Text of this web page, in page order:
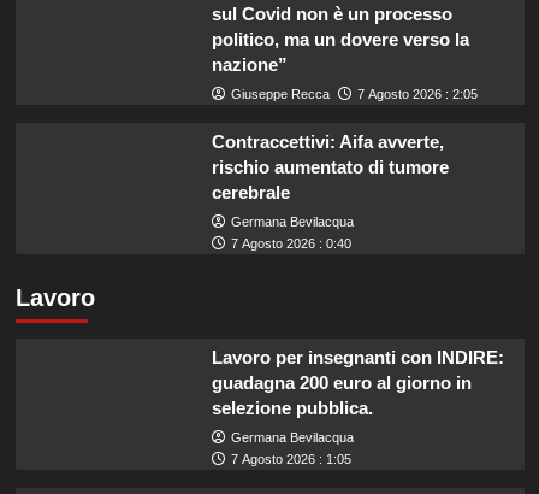
sul Covid non è un processo
politico, ma un dovere verso la
nazione”
Giuseppe Recca 7 Agosto 2026 : 2:05
Contraccettivi: Aifa avverte,
rischio aumentato di tumore
cerebrale
Germana Bevilacqua
7 Agosto 2026 : 0:40
Lavoro
Lavoro per insegnanti con INDIRE:
guadagna 200 euro al giorno in
selezione pubblica.
Germana Bevilacqua
7 Agosto 2026 : 1:05